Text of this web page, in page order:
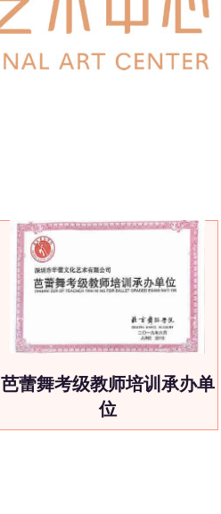
芭蕾舞考级教师培训承办单
位